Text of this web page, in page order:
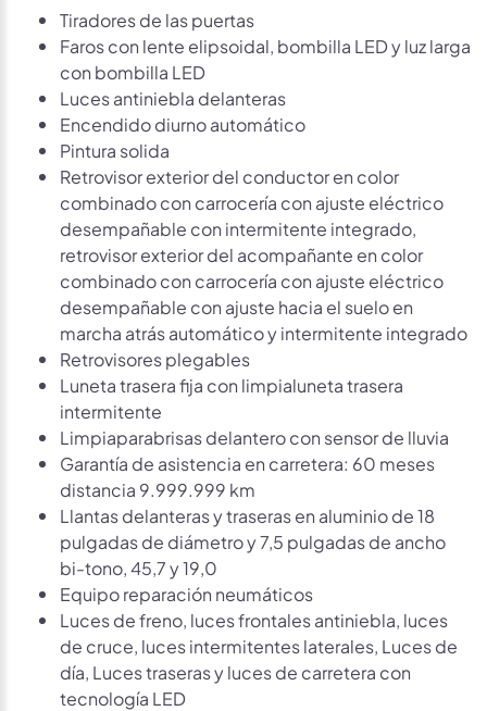
Tiradores de las puertas
Faros con lente elipsoidal, bombilla LED y luz larga
con bombilla LED
Luces antiniebla delanteras
Encendido diurno automático
Pintura solida
Retrovisor exterior del conductor en color
combinado con carrocería con ajuste eléctrico
desempañable con intermitente integrado,
retrovisor exterior del acompañante en color
combinado con carrocería con ajuste eléctrico
desempañable con ajuste hacia el suelo en
marcha atrás automático y intermitente integrado
Retrovisores plegables
Luneta trasera fija con limpialuneta trasera
intermitente
Limpiaparabrisas delantero con sensor de lluvia
Garantía de asistencia en carretera: 60 meses
distancia 9.999.999 km
Llantas delanteras y traseras en aluminio de 18
pulgadas de diámetro y 7,5 pulgadas de ancho
bi-tono, 45,7 y 19,0
Equipo reparación neumáticos
Luces de freno, luces frontales antiniebla, luces
de cruce, luces intermitentes laterales, Luces de
día, Luces traseras y luces de carretera con
tecnología LED